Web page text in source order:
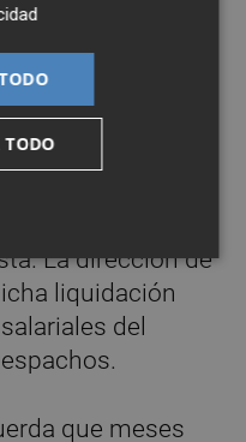
de la
de la causa
un "error
de la
euros que
La dirección de
liquidación
del
que meses
TODO